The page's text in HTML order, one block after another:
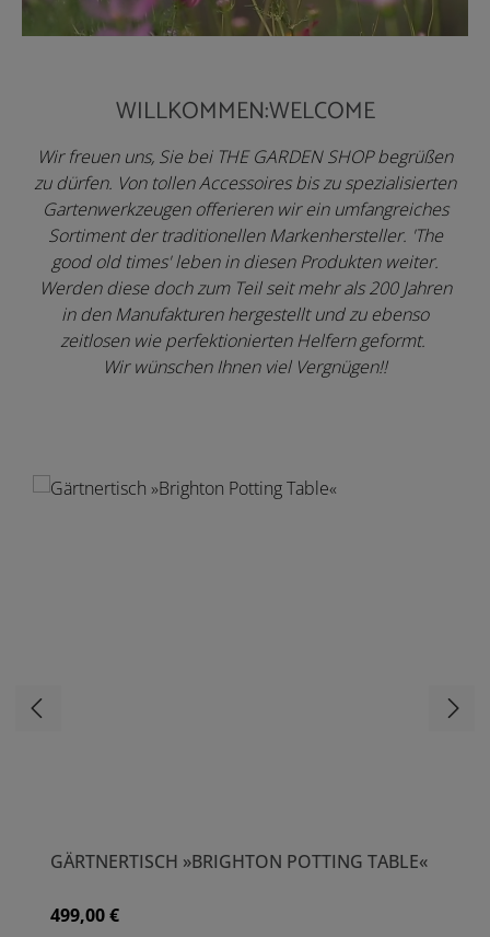
WILLKOMMEN:WELCOME
Wir freuen uns, Sie bei THE GARDEN SHOP begrüßen
zu dürfen. Von tollen Accessoires bis zu spezialisierten
Gartenwerkzeugen offerieren wir ein umfangreiches
Sortiment der traditionellen Markenhersteller. 'The
good old times' leben in diesen Produkten weiter.
Werden diese doch zum Teil seit mehr als 200 Jahren
in den Manufakturen hergestellt und zu ebenso
zeitlosen wie perfektionierten Helfern geformt.
Wir wünschen Ihnen viel Vergnügen!!
Produktgalerie überspringen
GÄRTNERTISCH »BRIGHTON POTTING TABLE«
Regulärer Preis:
499,00 €